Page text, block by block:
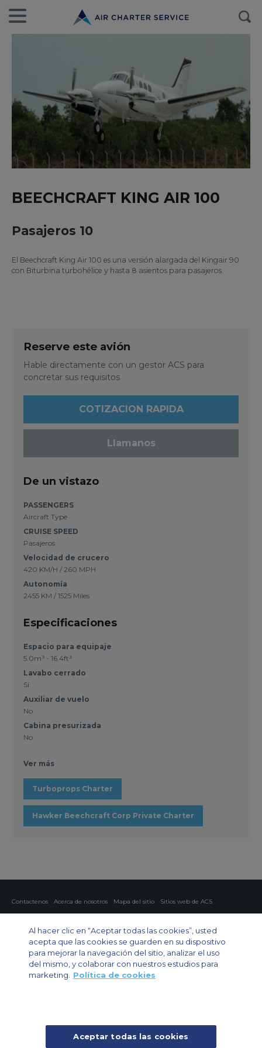
BEECHCRAFT KING AIR 100
Pasajeros 10
El Beechcraft King Air 100 es una versión alargada del Kingair 90
con Biturbina turbohélice y hasta 8 asientos para pasajeros.
Reserve este avión
Hable directamente con un gestor ACS para
concretar sus requisitos
COTIZACION RAPIDA
Llamanos
De un vistazo
PASSENGERS
Aircraft Type
CRUISE SPEED
Pasajeros
Velocidad de crucero
420 KM/H / 260 MPH
Autonomía
2455 KM / 1525 Miles
Especificaciones
Espacio para equipaje
5.0m³ - 16.4ft³
Lavabo cerrado
Sí
Auxiliar de vuelo
No
Cabina presurizada
No
Ver más
Turboprops Charter
Hawker Beechcraft Corp Private Charter
Contactenos Acerca de nosotros Mapa del sitio
Sitios web de ACS
Chárter privado
Chárter para grupos Chárter de carga Guía de aviones
Private Charter App
© 2024 Air Charter Service | Rua Funchal, 411 5 andar sala 13, Vila
Al hacer clic en “Aceptar todas las cookies”, usted
acepta que las cookies se guarden en su dispositivo
para mejorar la navegación del sitio, analizar el uso
del mismo, y colaborar con nuestros estudios para
marketing.
Política de cookies
Aceptar todas las cookies